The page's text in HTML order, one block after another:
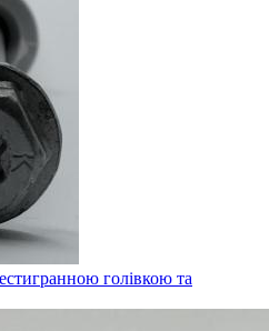
голівкою та